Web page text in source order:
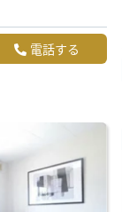
電話する